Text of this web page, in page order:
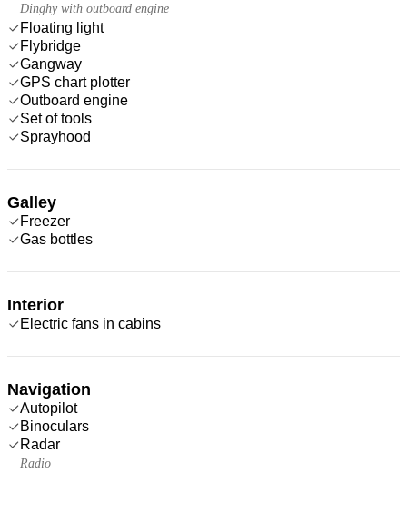
Dinghy with outboard engine
Floating light
Flybridge
Gangway
GPS chart plotter
Outboard engine
Set of tools
Sprayhood
Galley
Freezer
Gas bottles
Interior
Electric fans in cabins
Navigation
Autopilot
Binoculars
Radar
Radio